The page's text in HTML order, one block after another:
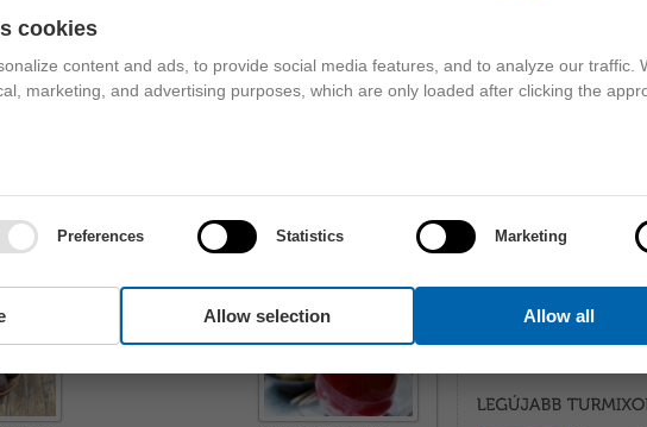
10 ok,
A tea
forró, ...
Ezért egyél
Az apró
sok vitamint
cookies
content and ads, to provide social media features, and to analyze our traffic.
marketing, and advertising purposes, which are only loaded after clicking the
Preferences Statistics Marketing
Allow selection Allow all